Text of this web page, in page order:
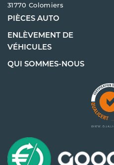
31770 Colomiers
PIÈCES AUTO
ENLÈVEMENT DE
VÉHICULES
QUI SOMMES-NOUS